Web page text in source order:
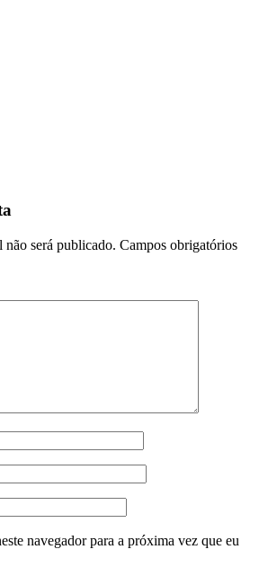
não será publicado. Campos obrigatórios
navegador para a próxima vez que eu